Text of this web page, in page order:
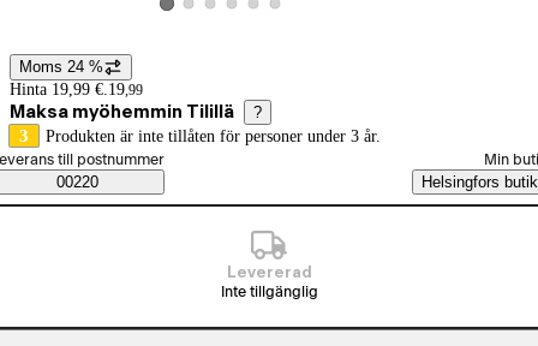
Visa produktbild 1
Visa produktbild 2
Visa produktbild 3
Visa produktbild 4
Visa produktbild 5
Visa produktbild 6
Prisinformation
Moms 24 %
Hinta 19,99 €. 19,99
Maksa myöhemmin Tilillä ?
3 Produkten är inte tillåten för personer under 3 år.
Saatavuustiedot
beställningssätt
till postnummer
00220
Min
Helsingfors butik
Levererad
Inte tillgänglig